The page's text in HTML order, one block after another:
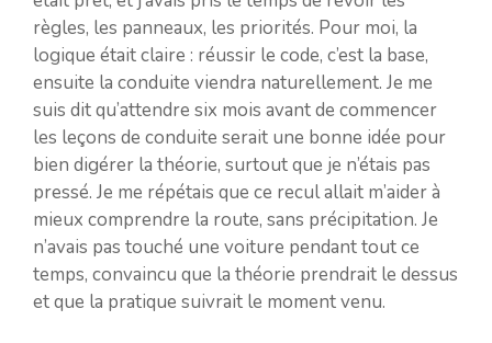
règles, les panneaux, les priorités. Pour moi, la
logique était claire : réussir le code, c’est la base,
ensuite la conduite viendra naturellement. Je me
suis dit qu’attendre six mois avant de commencer
les leçons de conduite serait une bonne idée pour
bien digérer la théorie, surtout que je n’étais pas
pressé. Je me répétais que ce recul allait m’aider à
mieux comprendre la route, sans précipitation. Je
n’avais pas touché une voiture pendant tout ce
temps, convaincu que la théorie prendrait le dessus
et que la pratique suivrait le moment venu.